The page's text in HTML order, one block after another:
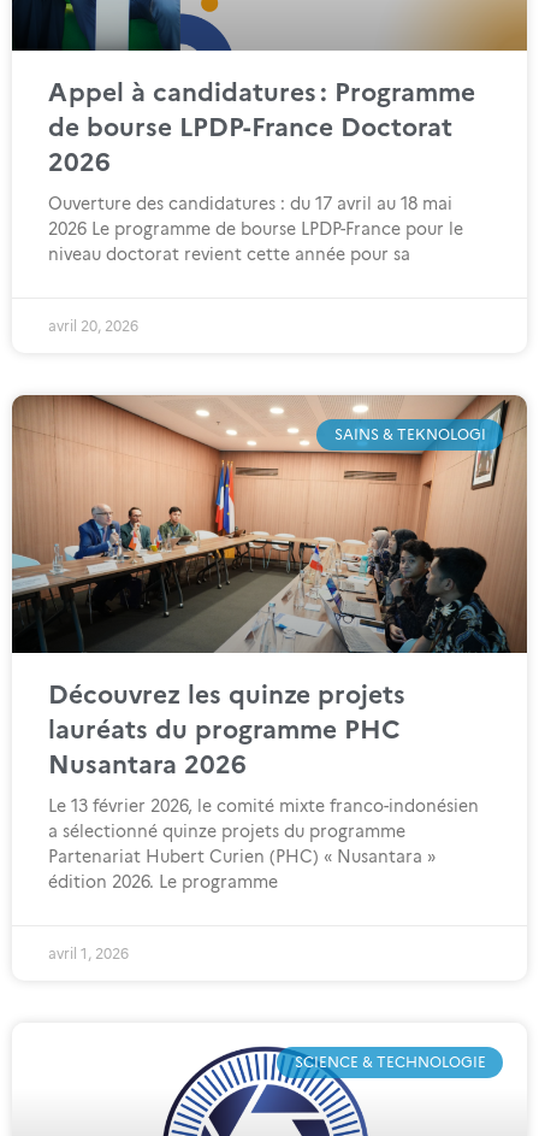
Appel à candidatures : Programme
de bourse LPDP-France Doctorat
2026
Ouverture des candidatures : du 17 avril au 18 mai
2026 Le programme de bourse LPDP-France pour le
niveau doctorat revient cette année pour sa
avril 20, 2026
SAINS & TEKNOLOGI
Découvrez les quinze projets
lauréats du programme PHC
Nusantara 2026
Le 13 février 2026, le comité mixte franco-indonésien
a sélectionné quinze projets du programme
Partenariat Hubert Curien (PHC) « Nusantara »
édition 2026. Le programme
avril 1, 2026
SCIENCE & TECHNOLOGIE